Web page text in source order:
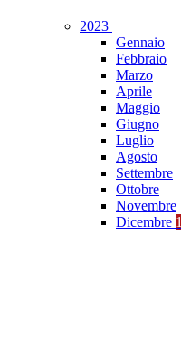
2023
Gennaio
Febbraio
Marzo
Aprile
Maggio
Giugno
Luglio
Agosto
Settembre
Ottobre
Novembre
Dicembre 1